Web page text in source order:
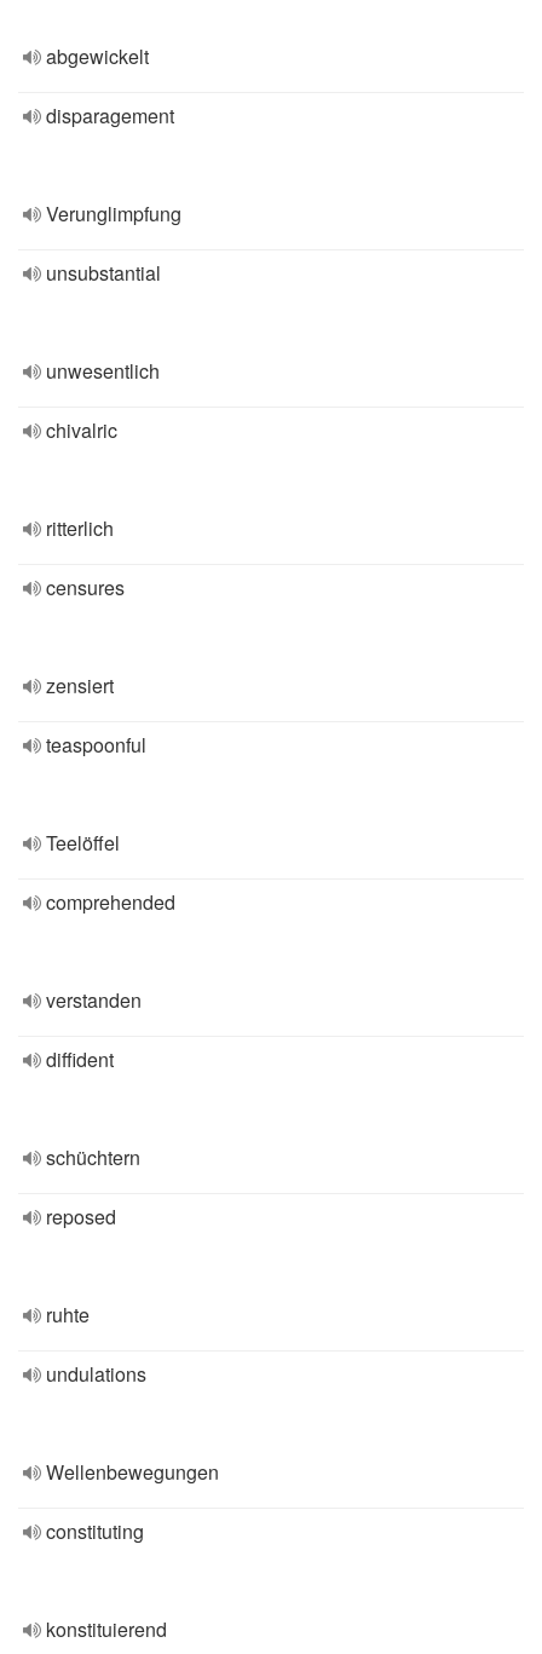
abgewickelt
disparagement
Verunglimpfung
unsubstantial
unwesentlich
chivalric
ritterlich
censures
zensiert
teaspoonful
Teelöffel
comprehended
verstanden
diffident
schüchtern
reposed
ruhte
undulations
Wellenbewegungen
constituting
konstituierend